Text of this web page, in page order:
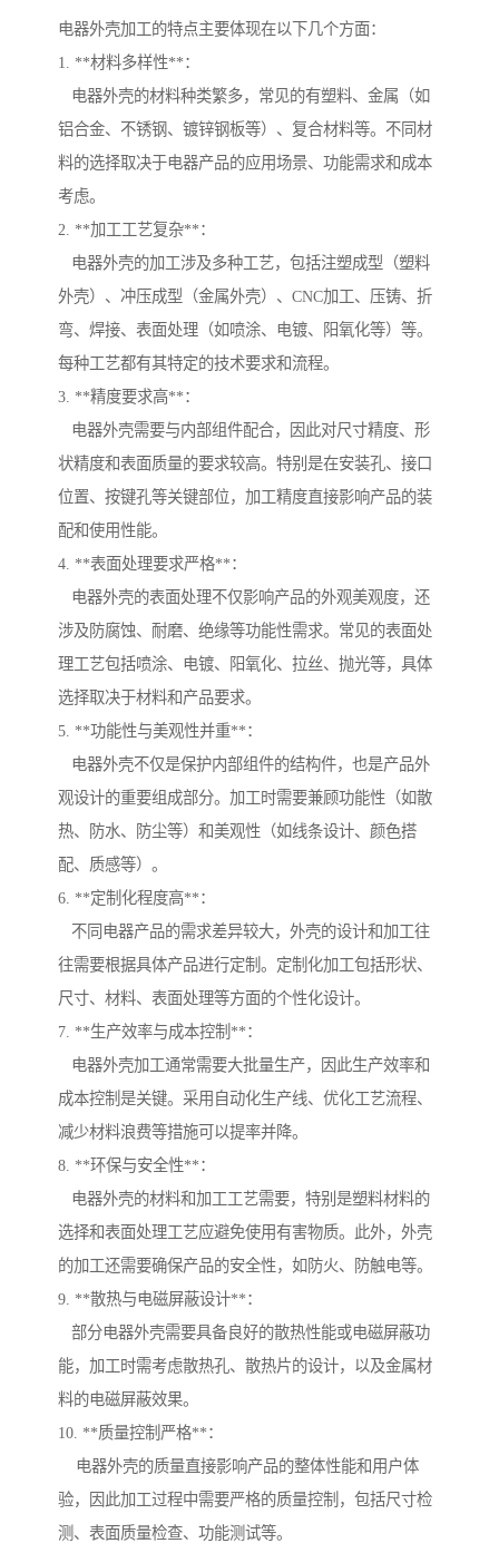
电器外壳加工的特点主要体现在以下几个方面：
1. **材料多样性**：
电器外壳的材料种类繁多，常见的有塑料、金属（如
铝合金、不锈钢、镀锌钢板等）、复合材料等。不同材
料的选择取决于电器产品的应用场景、功能需求和成本
考虑。
2. **加工工艺复杂**：
电器外壳的加工涉及多种工艺，包括注塑成型（塑料
外壳）、冲压成型（金属外壳）、CNC加工、压铸、折
弯、焊接、表面处理（如喷涂、电镀、阳氧化等）等。
每种工艺都有其特定的技术要求和流程。
3. **精度要求高**：
电器外壳需要与内部组件配合，因此对尺寸精度、形
状精度和表面质量的要求较高。特别是在安装孔、接口
位置、按键孔等关键部位，加工精度直接影响产品的装
配和使用性能。
4. **表面处理要求严格**：
电器外壳的表面处理不仅影响产品的外观美观度，还
涉及防腐蚀、耐磨、绝缘等功能性需求。常见的表面处
理工艺包括喷涂、电镀、阳氧化、拉丝、抛光等，具体
选择取决于材料和产品要求。
5. **功能性与美观性并重**：
电器外壳不仅是保护内部组件的结构件，也是产品外
观设计的重要组成部分。加工时需要兼顾功能性（如散
热、防水、防尘等）和美观性（如线条设计、颜色搭
配、质感等）。
6. **定制化程度高**：
不同电器产品的需求差异较大，外壳的设计和加工往
往需要根据具体产品进行定制。定制化加工包括形状、
尺寸、材料、表面处理等方面的个性化设计。
7. **生产效率与成本控制**：
电器外壳加工通常需要大批量生产，因此生产效率和
成本控制是关键。采用自动化生产线、优化工艺流程、
减少材料浪费等措施可以提率并降。
8. **环保与安全性**：
电器外壳的材料和加工工艺需要，特别是塑料材料的
选择和表面处理工艺应避免使用有害物质。此外，外壳
的加工还需要确保产品的安全性，如防火、防触电等。
9. **散热与电磁屏蔽设计**：
部分电器外壳需要具备良好的散热性能或电磁屏蔽功
能，加工时需考虑散热孔、散热片的设计，以及金属材
料的电磁屏蔽效果。
10. **质量控制严格**：
电器外壳的质量直接影响产品的整体性能和用户体
验，因此加工过程中需要严格的质量控制，包括尺寸检
测、表面质量检查、功能测试等。